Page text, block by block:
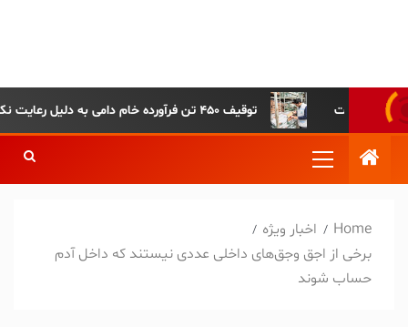
توقیف ۴۵۰ تن فرآورده خام دامی به دلیل رعایت نکردن ضوابط بهداشتی
Home
اخبار ویژه
برخی از اجق وجق‌های داخلی عددی نیستند که داخل آدم
حساب شوند